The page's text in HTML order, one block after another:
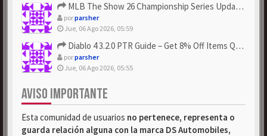
MLB The Show 26 Championship Series Update! Get Cheap & ...
porparsher
Jue, 06 Ago 2026, 05:59
Diablo 4 3.2.0 PTR Guide – Get 8% Off Items Quickly to Test ...
porparsher
Jue, 06 Ago 2026, 05:55
AVISO IMPORTANTE
Esta comunidad de usuarios no pertenece, representa o
guarda relación alguna con la marca DS Automobiles,